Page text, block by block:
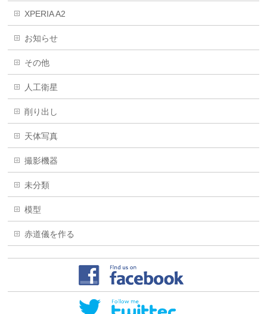
XPERIA A2
お知らせ
その他
人工衛星
削り出し
天体写真
撮影機器
未分類
模型
赤道儀を作る